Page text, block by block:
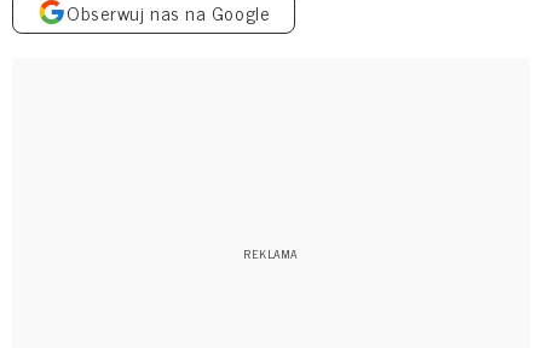
Obserwuj nas na Google